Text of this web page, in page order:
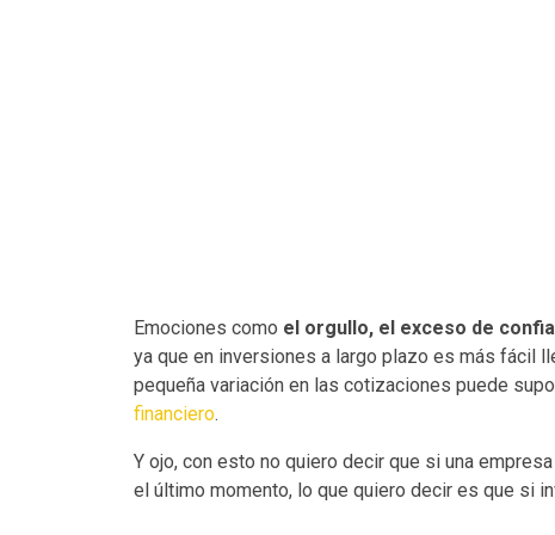
Emociones como el orgullo, el exceso de
ya que en inversiones a largo plazo es más fácil
pequeña variación en las cotizaciones puede
financiero.
Y ojo, con esto no quiero decir que si una
el último momento, lo que quiero decir es que si